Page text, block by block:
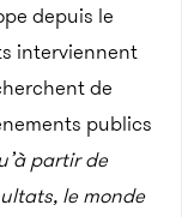
depuis le
interviennent
de
publics
partir de
le monde